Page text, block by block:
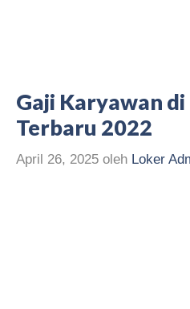
Gaji Karyawan
Terbaru 2022
April 26, 2025 oleh Loker